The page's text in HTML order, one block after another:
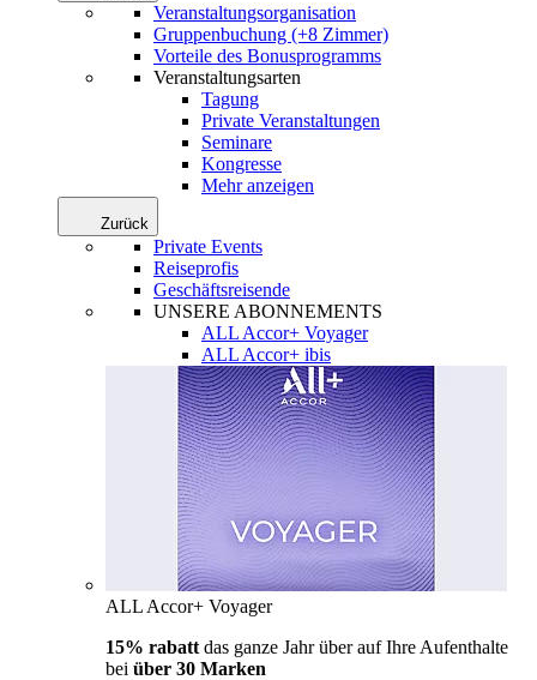
Veranstaltungsorganisation
Gruppenbuchung (+8 Zimmer)
Vorteile des Bonusprogramms
Veranstaltungsarten
Tagung
Private Veranstaltungen
Seminare
Kongresse
Mehr anzeigen
Zurück
Private Events
Reiseprofis
Geschäftsreisende
UNSERE ABONNEMENTS
ALL Accor+ Voyager
ALL Accor+ ibis
ALL Accor+ Voyager
15% rabatt das ganze Jahr über auf Ihre Aufenthalte
bei über 30 Marken